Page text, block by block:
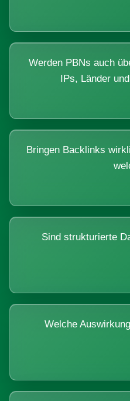
Werden PBNs auch
IPs, Länder
Bringen Backlinks
Sind strukturierte
Welche